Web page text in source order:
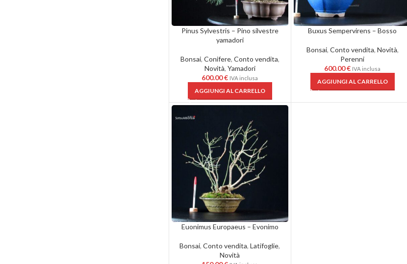
Pinus Sylvestris – Pino silvestre
yamadori
Bonsai, Conifere, Conto vendita,
Novità, Yamadori
600.00€ IVA inclusa
AGGIUNGI AL CARRELLO
Buxus Sempervirens – Bosso
Bonsai, Conto vendita, Novità,
Perenni
600.00€ IVA inclusa
AGGIUNGI AL CARRELLO
Euonimus Europaeus – Evonimo
Bonsai,Conto vendita,Latifoglie,
Novità